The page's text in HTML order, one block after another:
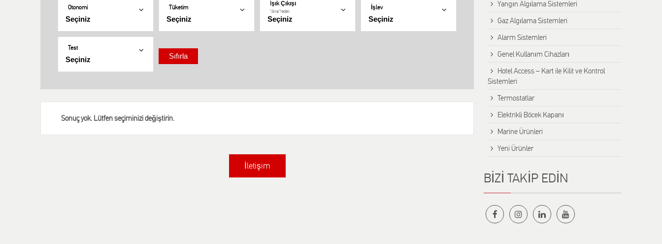
Otonomi Tüketim
Işık Çıkışı
*Ana/Yedek
İşlev
Test
Sonuç yok. Lütfen seçiminizi değiştirin.
İletişim
Yangın Algılama Sistemleri
Gaz Algılama Sistemleri
Alarm Sistemleri
Genel Kullanım Cihazları
Hotel Access – Kart ile Kilit ve Kontrol
Sistemleri
Termostatlar
Elektrikli Böcek Kapanı
Marine Ürünleri
Yeni Ürünler
BİZİ TAKİP EDİN